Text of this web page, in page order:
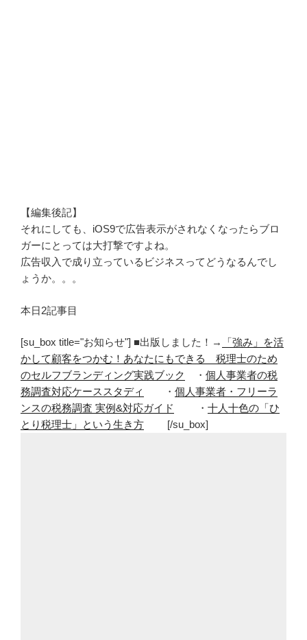
【編集後記】
それにしても、iOS9で広告表示がされなくなったらブロ
ガーにとっては大打撃ですよね。
広告収入で成り立っているビジネスってどうなるんでし
ょうか。。。
本日2記事目
[su_box title="お知らせ"] ■出版しました！→
「強み」を活
かして顧客をつかむ！あなたにもできる 税理士のため
のセルフブランディング実践ブック
・ 個人事業者の税
務調査対応ケーススタディ
・ 個人事業者・フリーラ
ンスの税務調査 実例&対応ガイド
・ 十人十色の「ひ
とり税理士」という生き方 [/su_box]